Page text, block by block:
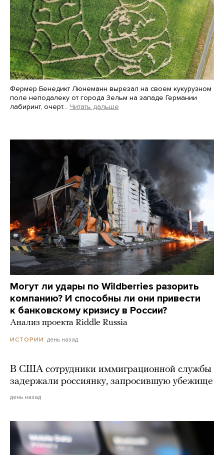
Фермер Бенедикт Люнеманн вырезал на своем кукурузном
поле неподалеку от города Зельм на западе Германии
лабиринт, очерт… Читать дальше
Могут ли удары по Wildberries разорить
компанию? И способны ли они привести
к банковскому кризису в России?
Анализ проекта Riddle Russia
ИСТОРИИ день назад
В США сотрудники иммиграционной службы
задержали россиянку, запросившую убежище
день назад